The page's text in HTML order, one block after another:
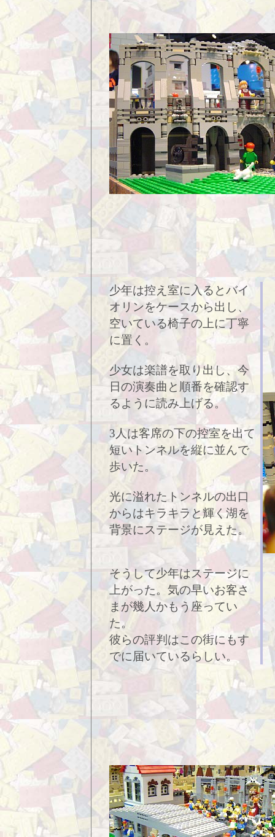
少年は控え室に入るとバイ
オリンをケースから出し、
空いている椅子の上に丁寧
に置く。
少女は楽譜を取り出し、今
日の演奏曲と順番を確認す
るように読み上げる。
3人は客席の下の控室を出て
短いトンネルを縦に並んで
歩いた。
光に溢れたトンネルの出口
からはキラキラと輝く湖を
背景にステージが見えた。
そうして少年はステージに
上がった。気の早いお客さ
まが幾人かもう座ってい
た。
彼らの評判はこの街にもす
でに届いているらしい。